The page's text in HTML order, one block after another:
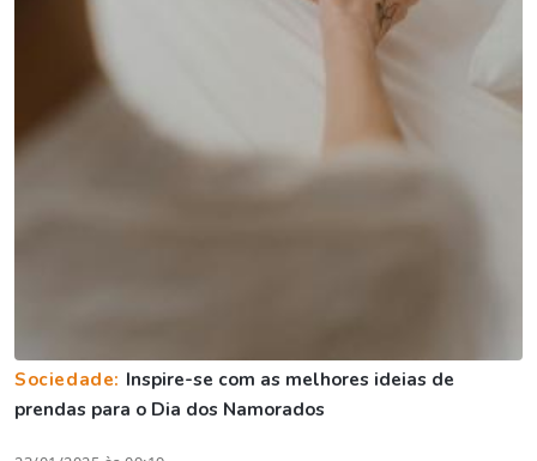
Sociedade: Inspire-se com as melhores ideias de
prendas para o Dia dos Namorados